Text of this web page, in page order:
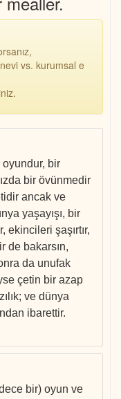
vs. kurumsal e
oyundur, bir
bir övünmedir
ancak ve
yaşayışı, bir
şaşırtır,
de bakarsın,
da unufak
çetin bir azap
ve dünya
ibarettir.
bir) oyun ve